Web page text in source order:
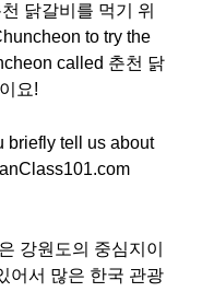
닭갈비를 먹기 위
to try the
called 춘천 닭
요!
briefly tell us about
강원도의 중심지이
어서 많은 한국 관광